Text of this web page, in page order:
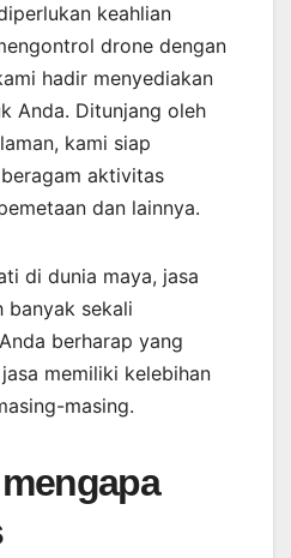
keahlian
drone dengan
hadir menyediakan
Anda. Ditunjang oleh
kami siap
aktivitas
dan lainnya.
di dunia maya, jasa
banyak sekali
berharap yang
memiliki kelebihan
masing.